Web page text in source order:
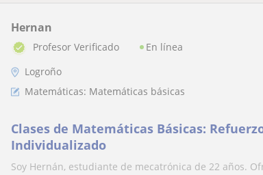
Hernan
Profesor Verificado
En línea
Logroño
Matemáticas: Matemáticas básicas
Clases de Matemáticas Básicas:
Individualizado
Soy Hernán, estudiante de mecatrónica de 22 años.